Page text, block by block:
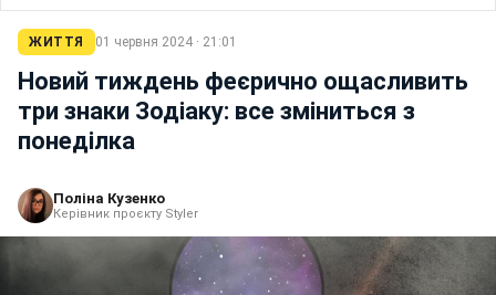
ЖИТТЯ 01 червня 2024 · 21:01
Новий тиждень феєрично ощасливить
три знаки Зодіаку: все зміниться з
понеділка
Поліна Кузенко
Керівник проєкту Styler